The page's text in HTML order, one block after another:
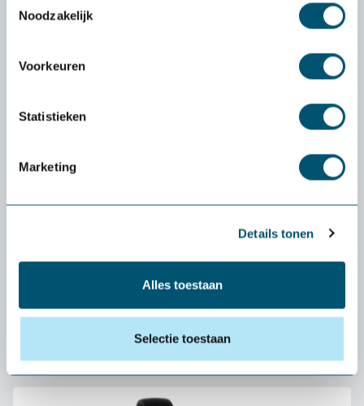
Noodzakelijk
Voorkeuren
Statistieken
Marketing
Details tonen
Alles toestaan
Selectie toestaan
395,-